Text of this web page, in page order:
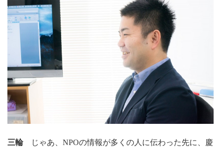
三輪じゃあ、NPOの情報が多くの人に伝わった先に、慶